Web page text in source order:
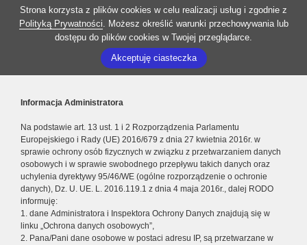
Strona korzysta z plików cookies w celu realizacji usług i zgodnie z
Polityką Prywatności. Możesz określić warunki przechowywania lub
dostępu do plików cookies w Twojej przeglądarce.
Akceptuję ciasteczka
Informacja Administratora
Na podstawie art. 13 ust. 1 i 2 Rozporządzenia Parlamentu
Europejskiego i Rady (UE) 2016/679 z dnia 27 kwietnia 2016r. w
sprawie ochrony osób fizycznych w związku z przetwarzaniem danych
osobowych i w sprawie swobodnego przepływu takich danych oraz
uchylenia dyrektywy 95/46/WE (ogólne rozporządzenie o ochronie
danych), Dz. U. UE. L. 2016.119.1 z dnia 4 maja 2016r., dalej RODO
informuję:
1. dane Administratora i Inspektora Ochrony Danych znajdują się w
linku „Ochrona danych osobowych”,
2. Pana/Pani dane osobowe w postaci adresu IP, są przetwarzane w